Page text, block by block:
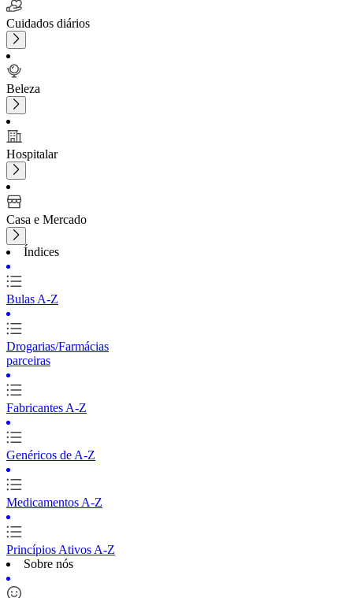
Cuidados diários
Beleza
Hospitalar
Casa e Mercado
Índices
Bulas A-Z
Drogarias/Farmácias
parceiras
Fabricantes A-Z
Genéricos de A-Z
Medicamentos A-Z
Princípios Ativos A-Z
Sobre nós